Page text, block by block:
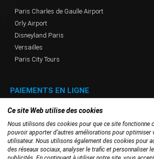
Ce site Web utilise des cookies
Nous utilisons des cookies pour que ce site fonctionne
pouvoir apporter d’autres améliorations pour optimiser
utilisateur. Nous utilisons également des cookies pour
des réseaux sociaux, analyser le trafic et personnaliser
Paris Charles de Gaulle Airport
Orly Airport
Disneyland Paris
Versailles
Paris City Tours
PAIEMENTS EN LIGNE